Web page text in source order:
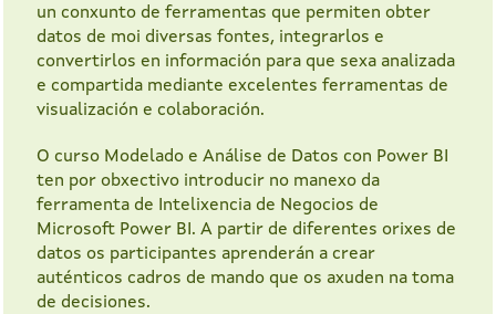
un conxunto de ferramentas que permiten obter
datos de moi diversas fontes, integrarlos e
convertirlos en información para que sexa analizada
e compartida mediante excelentes ferramentas de
visualización e colaboración.
O curso Modelado e Análise de Datos con Power BI
ten por obxectivo introducir no manexo da
ferramenta de Intelixencia de Negocios de
Microsoft Power BI. A partir de diferentes orixes de
datos os participantes aprenderán a crear
auténticos cadros de mando que os axuden na toma
de decisiones.